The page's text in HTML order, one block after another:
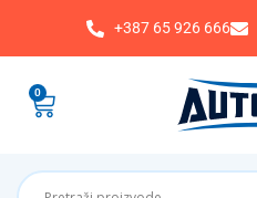
+387 65 926 666
0